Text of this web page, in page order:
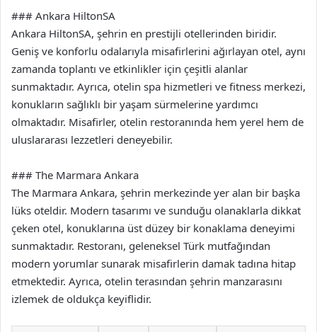
### Ankara HiltonSA
Ankara HiltonSA, şehrin en prestijli otellerinden biridir.
Geniş ve konforlu odalarıyla misafirlerini ağırlayan otel, aynı
zamanda toplantı ve etkinlikler için çeşitli alanlar
sunmaktadır. Ayrıca, otelin spa hizmetleri ve fitness merkezi,
konukların sağlıklı bir yaşam sürmelerine yardımcı
olmaktadır. Misafirler, otelin restoranında hem yerel hem de
uluslararası lezzetleri deneyebilir.
### The Marmara Ankara
The Marmara Ankara, şehrin merkezinde yer alan bir başka
lüks oteldir. Modern tasarımı ve sunduğu olanaklarla dikkat
çeken otel, konuklarına üst düzey bir konaklama deneyimi
sunmaktadır. Restoranı, geleneksel Türk mutfağından
modern yorumlar sunarak misafirlerin damak tadına hitap
etmektedir. Ayrıca, otelin terasından şehrin manzarasını
izlemek de oldukça keyiflidir.